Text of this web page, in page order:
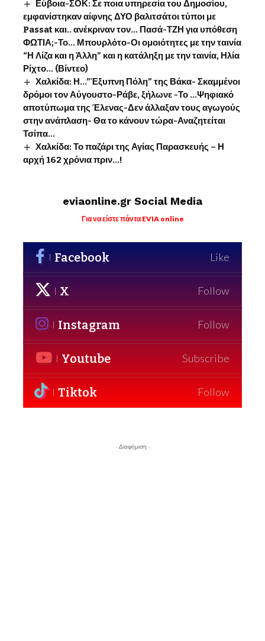
Εύβοια-ΣΟΚ: Σε ποια υπηρεσία του Δημοσίου,
εμφανίστηκαν αίφνης ΔΥΟ βαλιτσάτοι τύποι με
Passat και.. ανέκριναν τον… Πασά-ΤΖΗ για υπόθεση
ΦΩΤΙΑ;-Το… Μπουρλότο-Οι ομοιότητες με την ταινία
“Η Λίζα και η Άλλη” και η κατάληξη με την ταινία, Ηλία
Ρίχτο… (Βίντεο)
Χαλκίδα: Η…”Έξυπνη Πόλη” της Βάκα- Σκαμμένοι
δρόμοι τον Αύγουστο-Ράβε, ξήλωνε -Το …Ψηφιακό
αποτύπωμα της Έλενας-Δεν άλλαξαν τους αγωγούς
στην ανάπλαση- Θα το κάνουν τώρα-Αναζητείται
Τσίπα…
Χαλκίδα: Το παζάρι της Αγίας Παρασκευής – Η
αρχή 162 χρόνια πριν…!
eviaonline.gr Social Media
Για να είστε πάντα EVIA online
Facebook Like
X Follow
Instagram Follow
Youtube Subscribe
Tiktok Follow
- Διαφήμιση -